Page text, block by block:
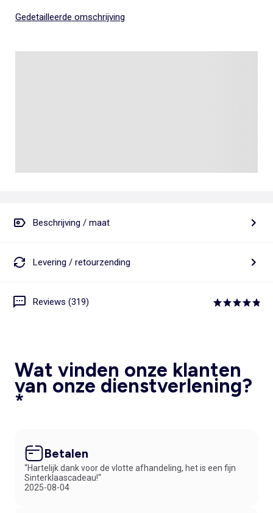
Gedetailleerde omschrijving
Beschrijving / maat
Levering / retourzending
Reviews (319)
Wat vinden onze klanten
van onze dienstverlening?
*
Betalen
“Hartelijk dank voor de vlotte afhandeling, het is een fijn
Sinterklaascadeau!“
2025-08-04